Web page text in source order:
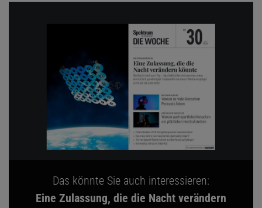
Das könnte Sie auch interessieren:
Eine Zulassung, die die Nacht verändern